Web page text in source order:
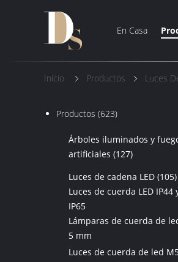
En Casa
Inicio Productos Luces
Productos (623)
Árboles iluminados y
artificiales (127)
Luces de cadena LED (105)
Luces de cuerda LED IP44
IP65
Lámparas de cuerda de
5 mm
Luces de cuerda de led